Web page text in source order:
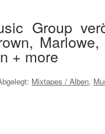
Group
Marlowe,
+ more
Mixtapes / Alben,